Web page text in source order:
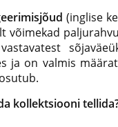
(inglise
võimekad
ja on valmis
kollektsiooni